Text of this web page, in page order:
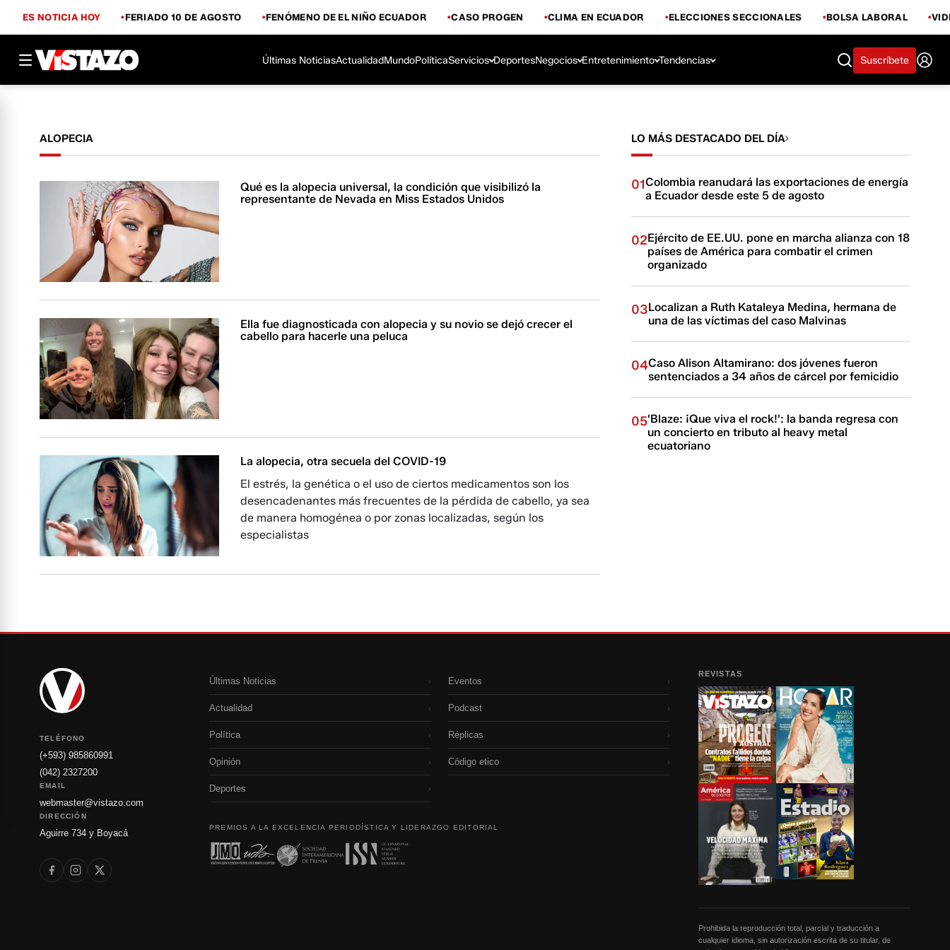
ES NOTICIA HOY FERIADO 10 DE AGOSTO FENÓMENO DE EL NIÑO ECUADOR CASO PROGEN CLIMA EN ECUADOR ELECCIONES SECCIONALES BOLSA LABORAL
Últimas NoticiasActualidadMundoPolíticaServicios DeportesNegocios Entretenimiento Tendencias Suscríbete
ALOPECIA
Qué es la alopecia universal, la condición que visibilizó la
representante de Nevada en Miss Estados Unidos
Ella fue diagnosticada con alopecia y su novio se dejó crecer el
cabello para hacerle una peluca
La alopecia, otra secuela del COVID-19
El estrés, la genética o el uso de ciertos medicamentos son los
desencadenantes más frecuentes de la pérdida de cabello, ya sea
de manera homogénea o por zonas localizadas, según los
especialistas
LO MÁS DESTACADO DEL DÍA
01Colombia reanudará las exportaciones de energía
a Ecuador desde este 5 de agosto
02Ejército de EE.UU. pone en marcha alianza con 18
países de América para combatir el crimen
organizado
03Localizan a Ruth Kataleya Medina, hermana de
una de las víctimas del caso Malvinas
04Caso Alison Altamirano: dos jóvenes fueron
sentenciados a 34 años de cárcel por femicidio
05'Blaze: ¡Que viva el rock!': la banda regresa con
un concierto en tributo al heavy metal
ecuatoriano
TELÉFONO
(+593) 985860991
(042) 2327200
EMAIL
webmaster@vistazo.com
DIRECCIÓN
Aguirre 734 y Boyacá
Últimas Noticias ›
Actualidad ›
Política ›
Opinión ›
Deportes ›
Eventos ›
Podcast ›
Réplicas ›
Código etico ›
PREMIOS A LA EXCELENCIA PERIODÍSTICA Y LIDERAZGO EDITORIAL
REVISTAS
Prohibida la reproducción total, parcial y traducción a
cualquier idioma, sin autorización escrita de su titular, de